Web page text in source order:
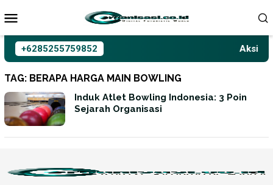
ke
+6285255759852
TAG: BERAPA HARGA MAIN BOWLING
Induk Atlet Bowling Indonesia: 3 Poin
Sejarah Organisasi